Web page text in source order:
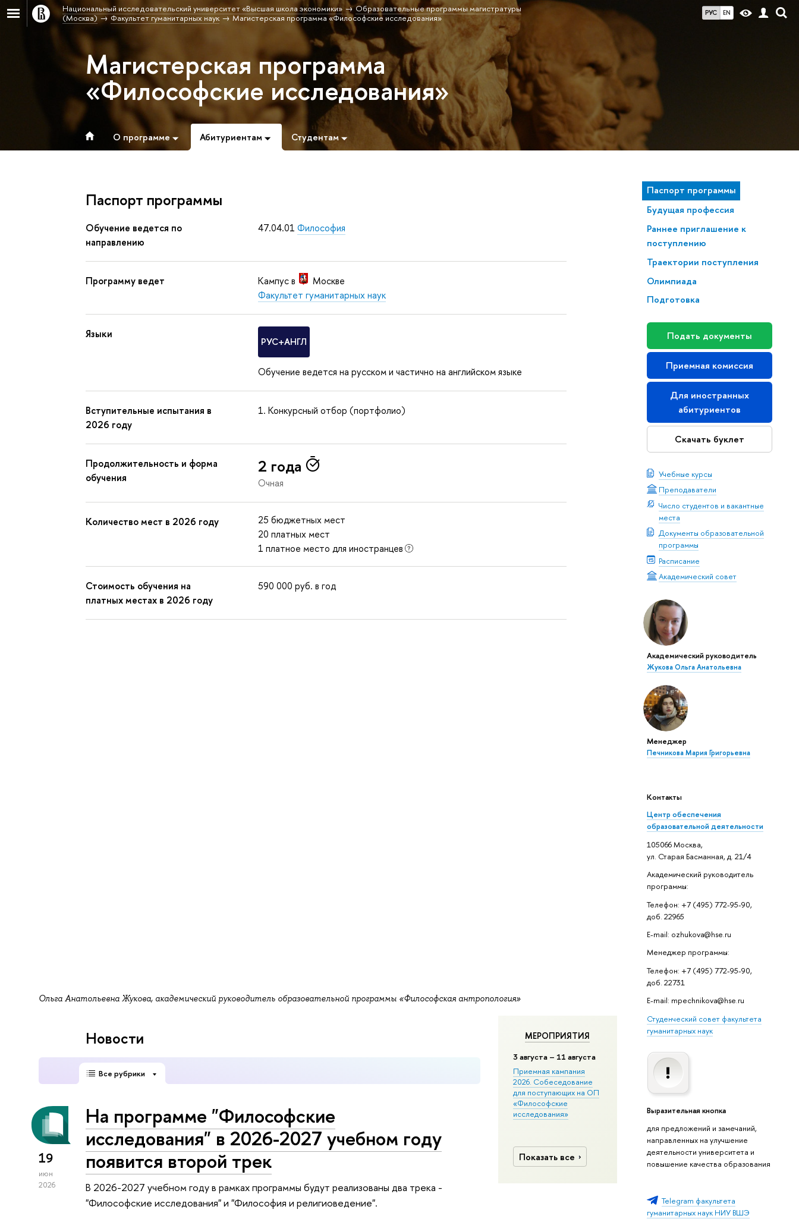
РУС EN
Национальный исследовательский университет «Высшая школа экономики»
Образовательные программы магистратуры
(Москва)
Факультет гуманитарных наук Магистерская программа «Философские исследования»
Магистерская программа
«Философские исследования»
О программе Абитуриентам Студентам
Паспорт программы
Будущая профессия
Раннее приглашение к
поступлению
Траектории поступления
Олимпиада
Подготовка
Подать документы
Приемная комиссия
Для иностранных
абитуриентов
Скачать буклет
Учебные курсы
Преподаватели
Число студентов и вакантные
места
Документы образовательной
программы
Расписание
Академический совет
Академический руководитель
Жукова Ольга Анатольевна
Менеджер
Печникова Мария Григорьевна
Контакты
Центр обеспечения
образовательной деятельности
105066 Москва,
ул. Старая Басманная, д. 21/4
Академический руководитель
программы:
Телефон: +7 (495) 772-95-90,
доб. 22965
E-mail: ozhukova@hse.ru
Менеджер программы:
Телефон: +7 (495) 772-95-90,
доб. 22731
E-mail: mpechnikova@hse.ru
Студенческий совет факультета
гуманитарных наук
Выразительная кнопка
для предложений и замечаний,
направленных на улучшение
деятельности университета и
повышение качества образования
Telegram факультета
гуманитарных наук НИУ ВШЭ
Паспорт программы
Обучение ведется по
направлению
47.04.01 Философия
Программу ведет Кампус в
Москве
Факультет гуманитарных наук
Языки
РУС+АНГЛ
Обучение ведется на русском и частично на английском языке
Вступительные испытания в
2026 году
Конкурсный отбор (портфолио)
Продолжительность и форма
обучения
2 года
Очная
Количество мест в 2026 году
25 бюджетных мест
20 платных мест
1 платное место для иностранцев
Стоимость обучения на
платных местах в 2026 году
590 000 руб. в год
Ольга Анатольевна Жукова, академический руководитель образовательной программы «Философская антропология»
МЕРОПРИЯТИЯ
3 августа – 11 августа
Приемная кампания
2026. Собеседование
для поступающих на ОП
«Философские
исследования»
Показать все
Новости
Все рубрики
19
июн
2026
На программе "Философские
исследования" в 2026-2027 учебном году
появится второй трек
В 2026-2027 учебном году в рамках программы будут реализованы два трека -
"Философские исследования" и "Философия и религиоведение".